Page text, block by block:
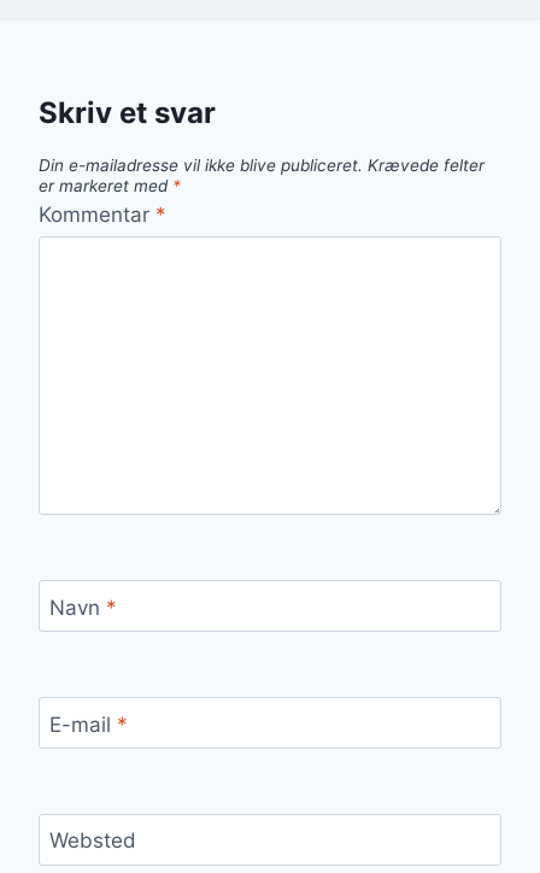
Skriv et svar
Din e-mailadresse vil ikke blive publiceret. Krævede felter
er markeret med *
Kommentar *
Navn *
E-mail *
Websted